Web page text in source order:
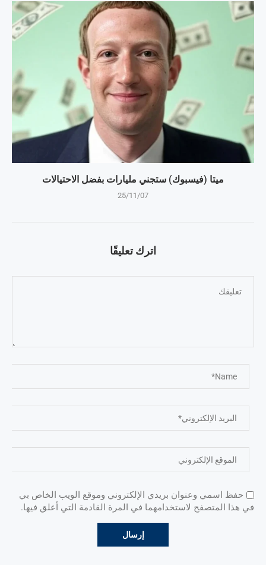
ميتا (فيسبوك) ستجني مليارات بفضل الاحتيالات
25/11/07
اترك تعليقًا
حفظ اسمي وعنوان بريدي الإلكتروني وموقع الويب الخاص بي
في هذا المتصفح لاستخدامهما في المرة القادمة التي أعلق فيها.